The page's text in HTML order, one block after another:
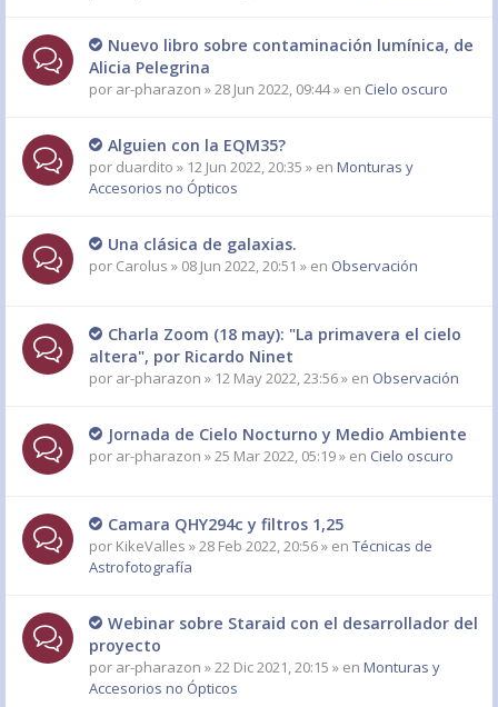
Nuevo libro sobre contaminación lumínica, de
Alicia Pelegrina
por ar-pharazon » 28 Jun 2022, 09:44 » en Cielo oscuro
Alguien con la EQM35?
por duardito » 12 Jun 2022, 20:35 » en Monturas y
Accesorios no Ópticos
Una clásica de galaxias.
por Carolus » 08 Jun 2022, 20:51 » en Observación
Charla Zoom (18 may): "La primavera el cielo
altera", por Ricardo Ninet
por ar-pharazon » 12 May 2022, 23:56 » en Observación
Jornada de Cielo Nocturno y Medio Ambiente
por ar-pharazon » 25 Mar 2022, 05:19 » en Cielo oscuro
Camara QHY294c y filtros 1,25
por KikeValles » 28 Feb 2022, 20:56 » en Técnicas de
Astrofotografía
Webinar sobre Staraid con el desarrollador del
proyecto
por ar-pharazon » 22 Dic 2021, 20:15 » en Monturas y
Accesorios no Ópticos